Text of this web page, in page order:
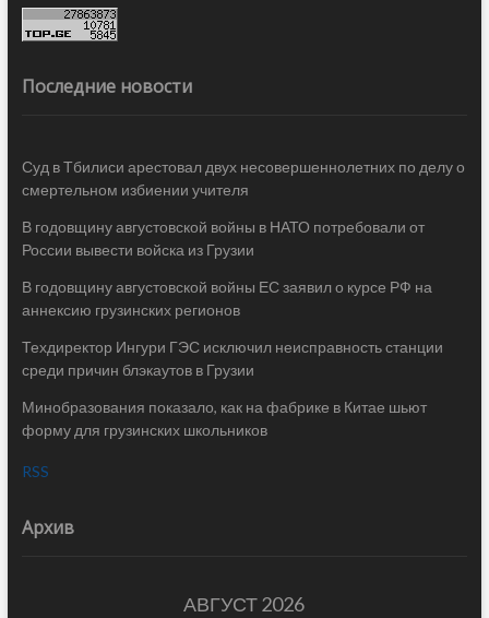
Последние новости
Суд в Тбилиси арестовал двух несовершеннолетних по делу о
смертельном избиении учителя
В годовщину августовской войны в НАТО потребовали от
России вывести войска из Грузии
В годовщину августовской войны ЕС заявил о курсе РФ на
аннексию грузинских регионов
Техдиректор Ингури ГЭС исключил неисправность станции
среди причин блэкаутов в Грузии
Минобразования показало, как на фабрике в Китае шьют
форму для грузинских школьников
RSS
Архив
АВГУСТ 2026